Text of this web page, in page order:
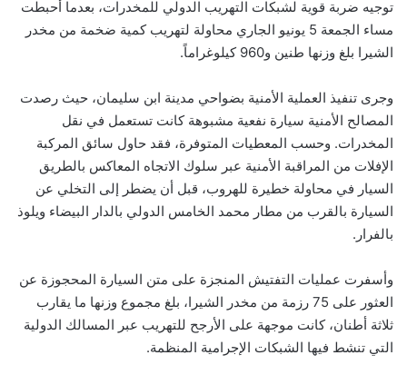
توجيه ضربة قوية لشبكات التهريب الدولي للمخدرات، بعدما أحبطت
مساء الجمعة 5 يونيو الجاري محاولة لتهريب كمية ضخمة من مخدر
الشيرا بلغ وزنها طنين و960 كيلوغراماً.
وجرى تنفيذ العملية الأمنية بضواحي مدينة ابن سليمان، حيث رصدت
المصالح الأمنية سيارة نفعية مشبوهة كانت تستعمل في نقل
المخدرات. وحسب المعطيات المتوفرة، فقد حاول سائق المركبة
الإفلات من المراقبة الأمنية عبر سلوك الاتجاه المعاكس بالطريق
السيار في محاولة خطيرة للهروب، قبل أن يضطر إلى التخلي عن
السيارة بالقرب من مطار محمد الخامس الدولي بالدار البيضاء ويلوذ
بالفرار.
وأسفرت عمليات التفتيش المنجزة على متن السيارة المحجوزة عن
العثور على 75 رزمة من مخدر الشيرا، بلغ مجموع وزنها ما يقارب
ثلاثة أطنان، كانت موجهة على الأرجح للتهريب عبر المسالك الدولية
التي تنشط فيها الشبكات الإجرامية المنظمة.